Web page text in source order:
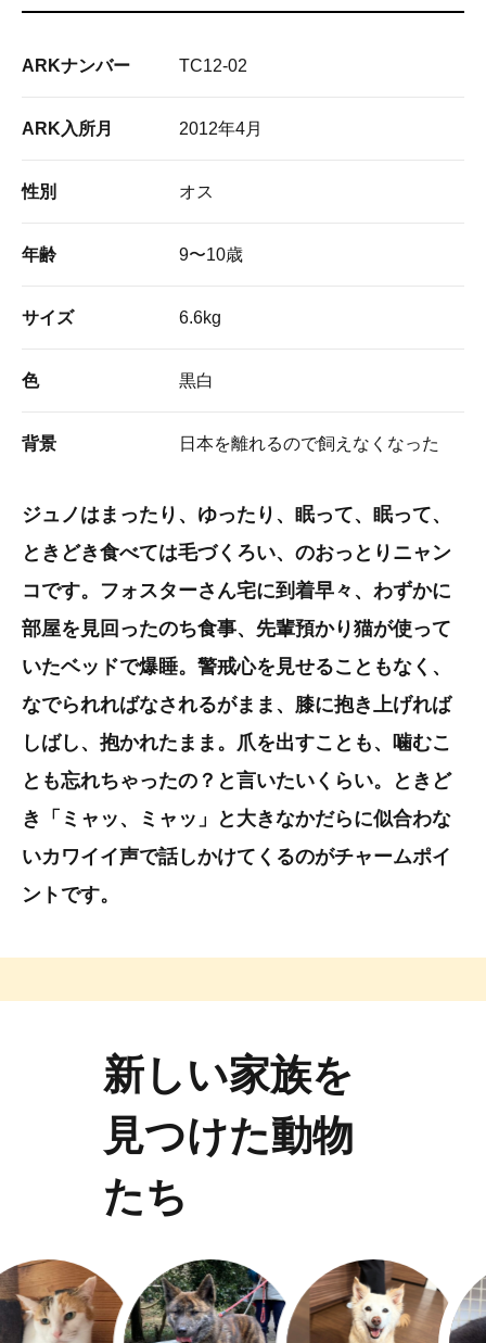
ARKナンバー TC12-02
ARK入所月 2012年4月
性別 オス
年齢 9〜10歳
サイズ 6.6kg
色 黒白
背景 日本を離れるので飼えなくなった
ジュノはまったり、ゆったり、眠って、眠って、
ときどき食べては毛づくろい、のおっとりニャン
コです。フォスターさん宅に到着早々、わずかに
部屋を見回ったのち食事、先輩預かり猫が使って
いたベッドで爆睡。警戒心を見せることもなく、
なでられればなされるがまま、膝に抱き上げれば
しばし、抱かれたまま。爪を出すことも、噛むこ
とも忘れちゃったの？と言いたいくらい。ときど
き「ミャッ、ミャッ」と大きなかだらに似合わな
いカワイイ声で話しかけてくるのがチャームポイ
ントです。
新しい家族を
見つけた動物
たち